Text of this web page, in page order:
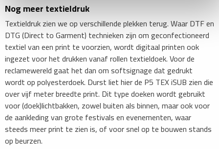
Nog meer textieldruk
Textieldruk zien we op verschillende plekken terug. Waar DTF en
DTG (Direct to Garment) technieken zijn om geconfectioneerd
textiel van een print te voorzien, wordt digitaal printen ook
ingezet voor het drukken vanaf rollen textieldoek. Voor de
reclamewereld gaat het dan om softsignage dat gedrukt
wordt op polyesterdoek. Durst liet hier de P5 TEX iSUB zien die
over vijf meter breedte print. Dit type doeken wordt gebruikt
voor (doek)lichtbakken, zowel buiten als binnen, maar ook voor
de aankleding van grote festivals en evenementen, waar
steeds meer print te zien is, of voor snel op te bouwen stands
op beurzen.